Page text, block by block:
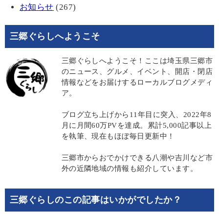
お知らせ (267)
三郷ぐらしへようこそ
三郷ぐらしへようこそ！ここは埼玉県三郷市
のニュース、グルメ、イベント、開店・閉店
情報などをお届けするローカルブログメディ
ア。
ブログ立ち上げから11年目に突入、2022年8
月に月間60万PVを達成。累計5,000記事以上
を執筆、現在もほぼ毎日更新中！
三郷市からおでかけできる八潮や吉川など市
外の近隣地域の情報も紹介しています。
三郷ぐらしのこの記事はいかがでしたか？